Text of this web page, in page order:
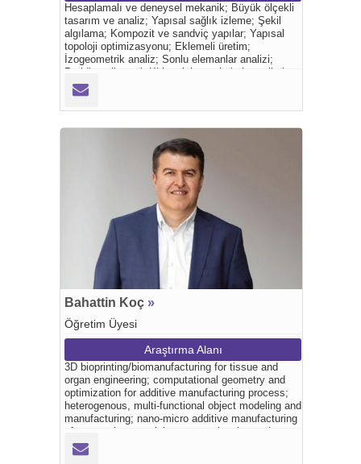
Hesaplamalı ve deneysel mekanik; Büyük ölçekli
tasarım ve analiz; Yapısal sağlık izleme; Şekil
algılama; Kompozit ve sandviç yapılar; Yapısal
topoloji optimizasyonu; Eklemeli üretim;
İzogeometrik analiz; Sonlu elemanlar analizi;
Peridinamik teori; Kiriş, plaka ve kabuk teorileri.
Bahattin Koç »
Öğretim Üyesi
Araştırma Alanı
3D bioprinting/biomanufacturing for tissue and
organ engineering; computational geometry and
optimization for additive manufacturing process;
heterogenous, multi-functional object modeling and
manufacturing; nano-micro additive manufacturing
of composite materials; proses planning and
development for hybrid additive-subtractive
processes.